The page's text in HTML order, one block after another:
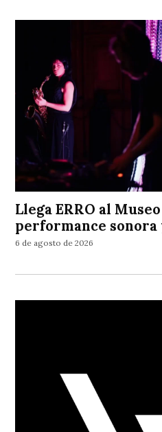
Llega ERRO al
performance sonora
6 de agosto de 2026